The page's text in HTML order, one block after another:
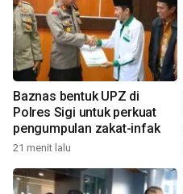
Baznas bentuk UPZ di
Polres Sigi untuk perkuat
pengumpulan zakat-infak
21 menit lalu